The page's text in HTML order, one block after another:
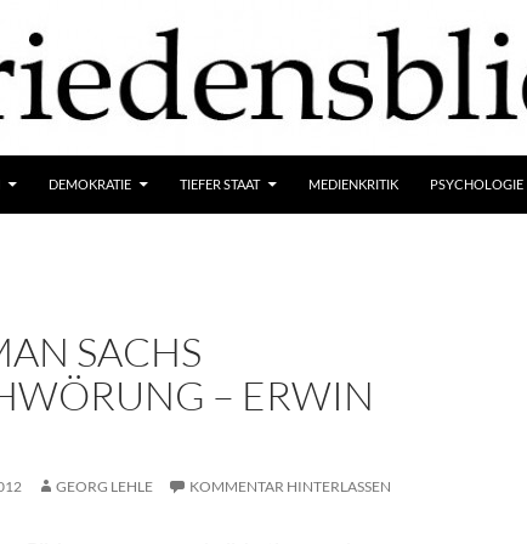
DEMOKRATIE TIEFER STAAT MEDIENKRITIK PSYCHOLOGIE
SACHS
– ERWIN
GEORG LEHLE KOMMENTAR HINTERLASSEN